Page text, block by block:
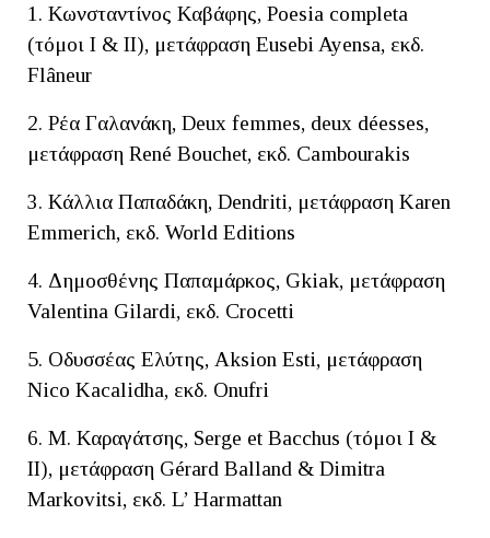
1. Κωνσταντίνος Καβάφης, Poesia completa
(τόμοι Ι & ΙΙ), μετάφραση Eusebi Ayensa, εκδ.
Flâneur
2. Ρέα Γαλανάκη, Deux femmes, deux déesses,
μετάφραση René Bouchet, εκδ. Cambourakis
3. Κάλλια Παπαδάκη, Dendriti, μετάφραση Karen
Emmerich, εκδ. World Editions
4. Δημοσθένης Παπαμάρκος, Gkiak, μετάφραση
Valentina Gilardi, εκδ. Crocetti
5. Οδυσσέας Ελύτης, Aksion Esti, μετάφραση
Nico Kacalidha, εκδ. Onufri
6. Μ. Καραγάτσης, Serge et Bacchus (τόμοι Ι &
ΙΙ), μετάφραση Gérard Balland & Dimitra
Markovitsi, εκδ. L’ Harmattan